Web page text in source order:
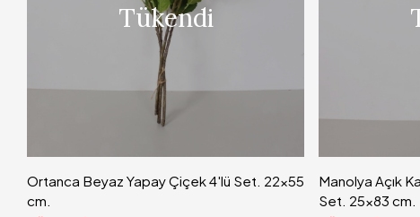
Tükendi
Ortanca Beyaz Yapay Çiçek 4'lü Set. 22x55
cm.
Manolya Açık
Set. 25x83 cm.